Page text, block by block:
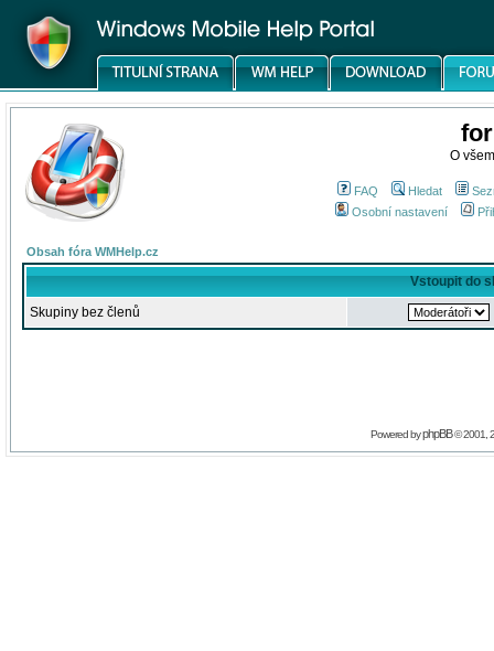
O
FAQ Hledat
Osobní nastavení
Obsah fóra WMHelp.cz
Vstoupit do
Skupiny bez členů
Powered byphpBB© 2001,